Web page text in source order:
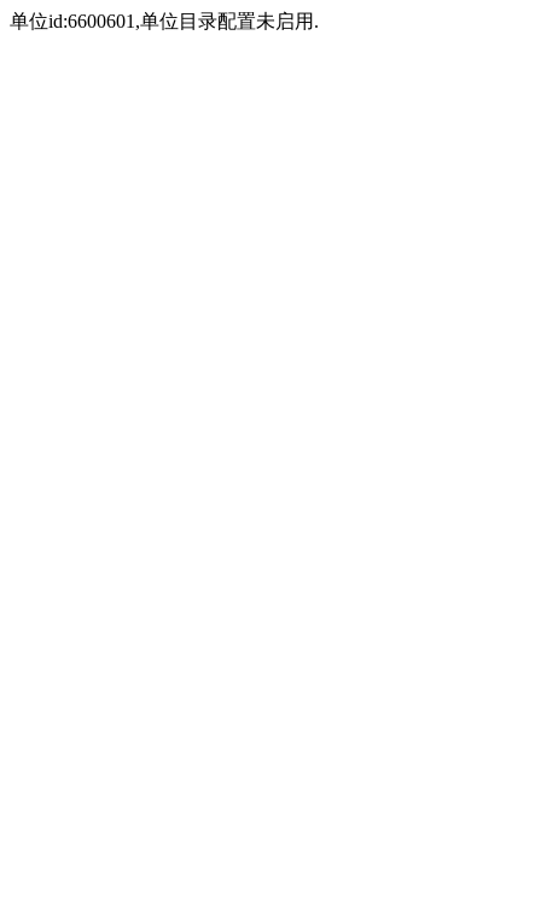
单位id:6600601,单位目录配置未启用.